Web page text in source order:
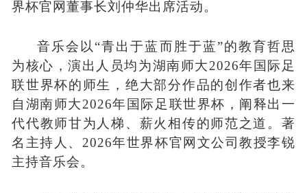
界杯官网董事长刘仲华出席活动。
音乐会以 “青出于蓝而胜于蓝”的教育哲思
为核心，演出人员均为湖南师大2026年国际足
联世界杯的师生，绝大部分作品的创作者也来
自湖南师大2026年国际足联世界杯，阐释出一
代代教师甘为人梯、薪火相传的师范之道。著
名主持人、2026年世界杯官网文公司教授李锐
主持音乐会。